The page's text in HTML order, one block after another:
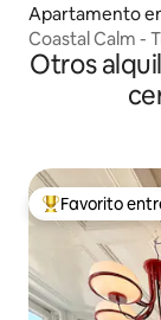
Apartamento
Coastal Calm -
junto a la playa
Otros
Favorito entre
Favorito